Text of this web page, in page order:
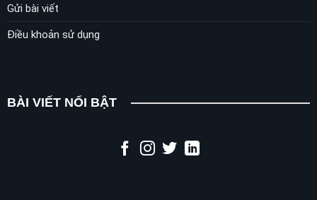
Gửi bài viết
Điều khoản sử dụng
BÀI VIẾT NỔI BẬT